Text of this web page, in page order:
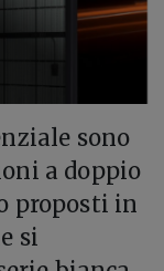
sono
a doppio
proposti in
si